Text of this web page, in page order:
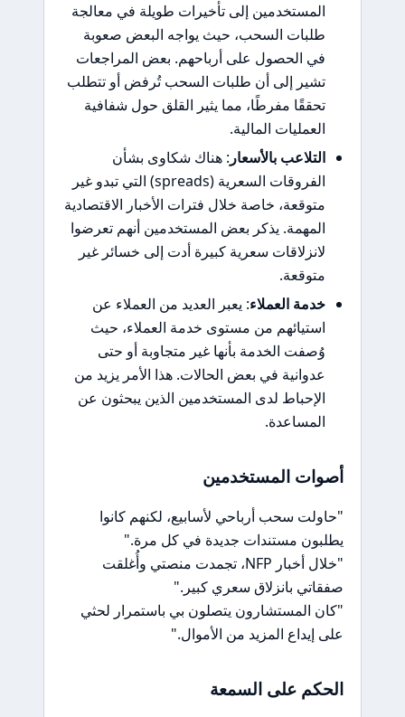
المستخدمين إلى تأخيرات طويلة في معالجة
طلبات السحب، حيث يواجه البعض صعوبة
في الحصول على أرباحهم. بعض المراجعات
تشير إلى أن طلبات السحب تُرفض أو تتطلب
تحققًا مفرطًا، مما يثير القلق حول شفافية
العمليات المالية.
التلاعب بالأسعار : هناك شكاوى بشأن
الفروقات السعرية (spreads) التي تبدو غير
متوقعة، خاصة خلال فترات الأخبار الاقتصادية
المهمة. يذكر بعض المستخدمين أنهم تعرضوا
لانزلاقات سعرية كبيرة أدت إلى خسائر غير
متوقعة.
خدمة العملاء: يعبر العديد من العملاء عن
استيائهم من مستوى خدمة العملاء، حيث
وُصفت الخدمة بأنها غير متجاوبة أو حتى
عدوانية في بعض الحالات. هذا الأمر يزيد من
الإحباط لدى المستخدمين الذين يبحثون عن
المساعدة.
أصوات المستخدمين
"حاولت سحب أرباحي لأسابيع، لكنهم كانوا
يطلبون مستندات جديدة في كل مرة."
"خلال أخبار NFP، تجمدت منصتي وأُغلقت
صفقاتي بانزلاق سعري كبير."
"كان المستشارون يتصلون بي باستمرار لحثي
على إيداع المزيد من الأموال."
الحكم على السمعة